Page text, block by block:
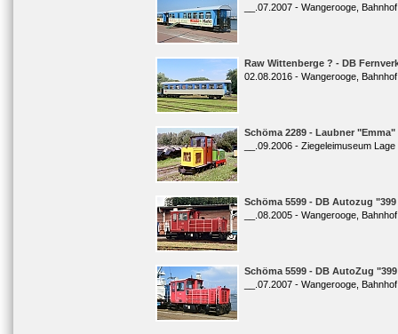
__.07.2007 - Wangerooge,
Raw Wittenberge ? - DB
02.08.2016 - Wangerooge, Bahnhof
Schöma 2289 - Laubner "Emma"
__.09.2006 - Ziegeleimuseum Lage
Schöma 5599 - DB Autozug "399
__.08.2005 - Wangerooge, Bahnhof
Schöma 5599 - DB AutoZug
__.07.2007 - Wangerooge,